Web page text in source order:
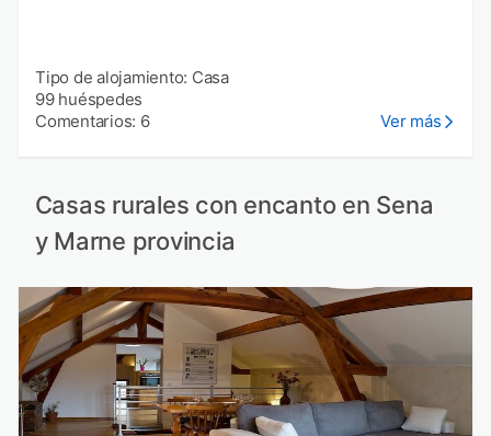
Tipo de alojamiento: Casa
99 huéspedes
Comentarios: 6
Ver más
Casas rurales con encanto en Sena
y Marne provincia